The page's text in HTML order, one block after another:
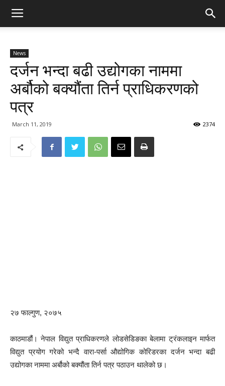
News
दर्जन भन्दा बढी उद्योगका नाममा
अर्बौको बक्यौंता तिर्न प्राधिकरणको
पत्र
March 11, 2019 2374
२७ फाल्गुण, २०७५
काठमाडौं। नेपाल विद्युत प्राधिकरणले लोडसेडिङका बेलामा ट्रंकलाइन मार्फत
विद्युत प्रयोग गरेको भन्दै वारा-पर्सा औद्योगिक कोरिडरका दर्जन भन्दा बढी
उद्योगका नाममा अर्बौको बक्यौंता तिर्न पत्र पठाउन थालेको छ।